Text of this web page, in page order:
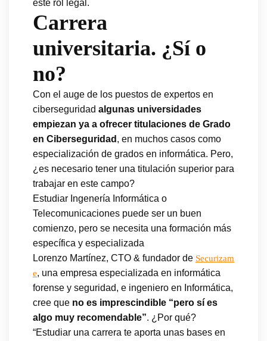
este rol legal.
Carrera
universitaria. ¿Sí o
no?
Con el auge de los puestos de expertos en
ciberseguridad algunas universidades
empiezan ya a ofrecer titulaciones de Grado
en Ciberseguridad , en muchos casos como
especialización de grados en informática. Pero,
¿es necesario tener una titulación superior para
trabajar en este campo?
Estudiar Ingenería Informática o
Telecomunicaciones puede ser un buen
comienzo, pero se necesita una formación más
específica y especializada
Lorenzo Martínez, CTO & fundador de Securizam
e, una empresa especializada en informática
forense y seguridad, e ingeniero en Informática,
cree que no es imprescindible “pero sí es
algo muy recomendable”. ¿Por qué?
“Estudiar una carrera te aporta unas bases en